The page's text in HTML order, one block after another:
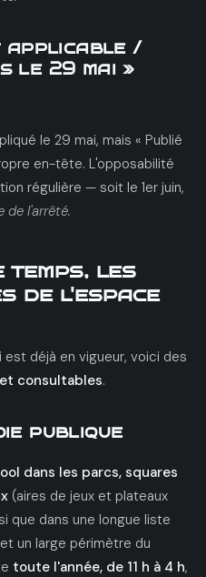
applicable /
le 29 mai »
le 29 mai, mais « Publié
en-tête. L'opposabilité
régulière — soit le 1er juin,
de l'arrêté.
temps, les
de l'espace
déjà en vigueur, voici des
consultables.
publique
dans les parcs, squares
(aires de jeux et plateaux
que dans une longue liste
un large périmètre du
toute l'année, de 11 h à 4 h,